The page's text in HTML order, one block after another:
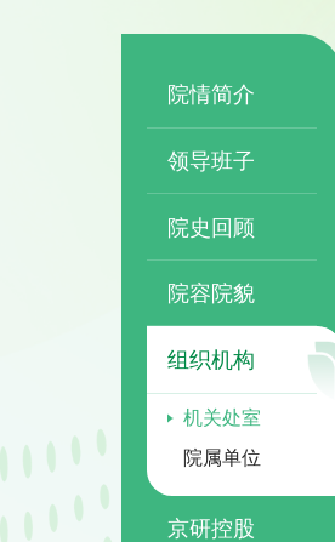
院情简介
领导班子
院史回顾
院容院貌
组织机构
机关处室
院属单位
京研控股